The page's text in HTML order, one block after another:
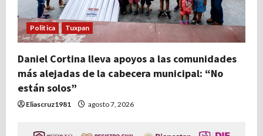
Politica Tuxpan
Daniel Cortina lleva apoyos a las comunidades
más alejadas de la cabecera municipal: “No
están solos”
Eliascruz1981 agosto 7, 2026